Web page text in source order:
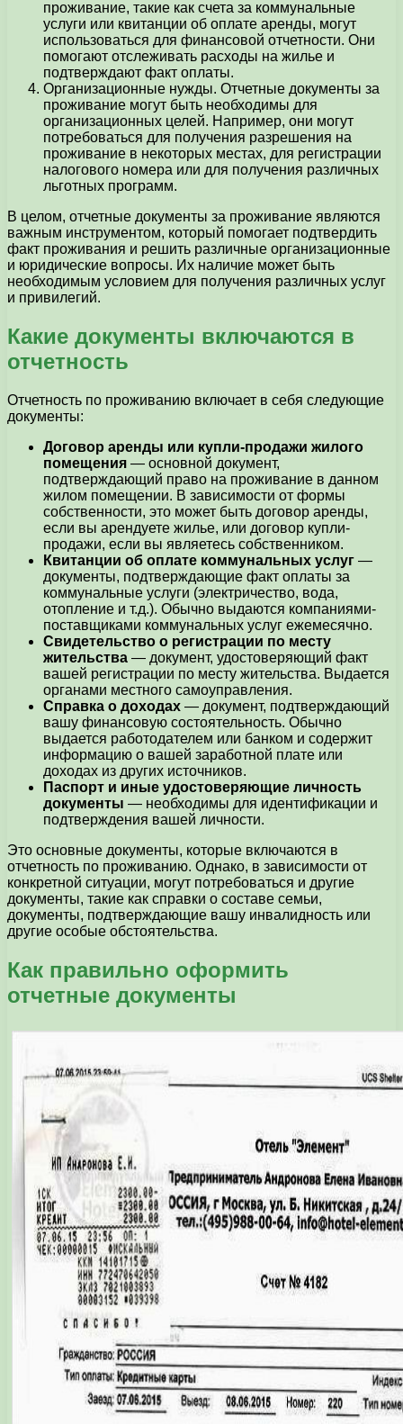
проживание, такие как счета за коммунальные
услуги или квитанции об оплате аренды, могут
использоваться для финансовой отчетности. Они
помогают отслеживать расходы на жилье и
подтверждают факт оплаты.
Организационные нужды. Отчетные документы за
проживание могут быть необходимы для
организационных целей. Например, они могут
потребоваться для получения разрешения на
проживание в некоторых местах, для регистрации
налогового номера или для получения различных
льготных программ.
В целом, отчетные документы за проживание являются
важным инструментом, который помогает подтвердить
факт проживания и решить различные организационные
и юридические вопросы. Их наличие может быть
необходимым условием для получения различных услуг
и привилегий.
Какие документы включаются в
отчетность
Отчетность по проживанию включает в себя следующие
документы:
Договор аренды или купли-продажи жилого
помещения — основной документ,
подтверждающий право на проживание в данном
жилом помещении. В зависимости от формы
собственности, это может быть договор аренды,
если вы арендуете жилье, или договор купли-
продажи, если вы являетесь собственником.
Квитанции об оплате коммунальных услуг —
документы, подтверждающие факт оплаты за
коммунальные услуги (электричество, вода,
отопление и т.д.). Обычно выдаются компаниями-
поставщиками коммунальных услуг ежемесячно.
Свидетельство о регистрации по месту
жительства — документ, удостоверяющий факт
вашей регистрации по месту жительства. Выдается
органами местного самоуправления.
Справка о доходах — документ, подтверждающий
вашу финансовую состоятельность. Обычно
выдается работодателем или банком и содержит
информацию о вашей заработной плате или
доходах из других источников.
Паспорт и иные удостоверяющие личность
документы — необходимы для идентификации и
подтверждения вашей личности.
Это основные документы, которые включаются в
отчетность по проживанию. Однако, в зависимости от
конкретной ситуации, могут потребоваться и другие
документы, такие как справки о составе семьи,
документы, подтверждающие вашу инвалидность или
другие особые обстоятельства.
Как правильно оформить
отчетные документы